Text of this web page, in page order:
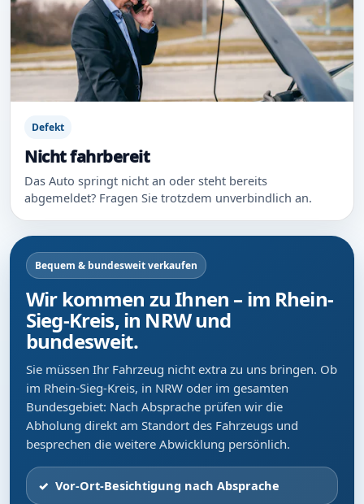
Defekt
Nicht fahrbereit
Das Auto springt nicht an oder steht bereits
abgemeldet? Fragen Sie trotzdem unverbindlich an.
Bequem & bundesweit verkaufen
Wir kommen zu Ihnen – im Rhein-
Sieg-Kreis, in NRW und
bundesweit.
Sie müssen Ihr Fahrzeug nicht extra zu uns bringen. Ob
im Rhein-Sieg-Kreis, in NRW oder im gesamten
Bundesgebiet: Nach Absprache prüfen wir die
Abholung direkt am Standort des Fahrzeugs und
besprechen die weitere Abwicklung persönlich.
Vor-Ort-Besichtigung nach Absprache